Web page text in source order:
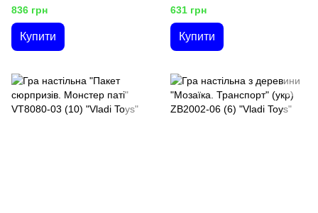
Toys"
836 грн
Купити
8080-01 (10) "Vladi Toys"
631 грн
Купити